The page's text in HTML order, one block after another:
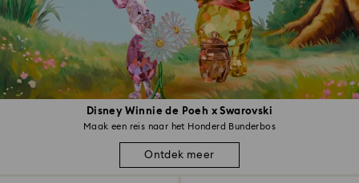
Disney Winnie de Poeh x Swarovski
Maak een reis naar het Honderd Bunderbos
Ontdek meer